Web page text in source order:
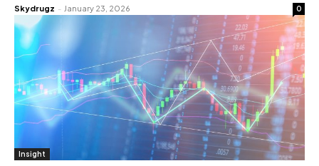
Skydrugz - January 23, 2026 0
Insight